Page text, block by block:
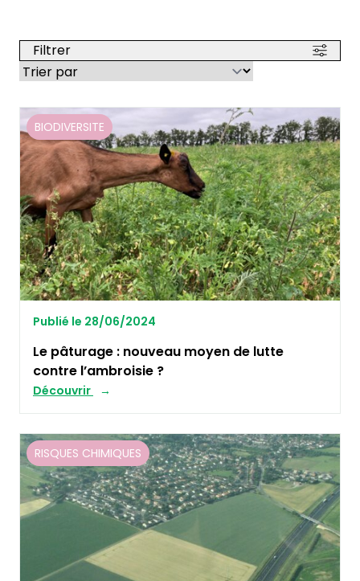
Filtrer
BIODIVERSITE
Publié le 28/06/2024
Le pâturage : nouveau moyen de lutte
contre l’ambroisie ?
Découvrir
RISQUES CHIMIQUES